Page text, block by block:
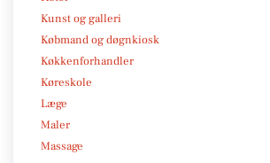
Kunst og galleri
Købmand og døgnkiosk
Køkkenforhandler
Køreskole
Læge
Maler
Massage